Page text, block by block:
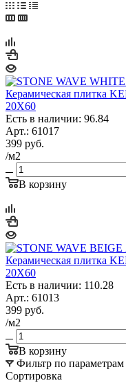
Керамическая плитка
20X60
Есть в наличии: 96.84
Арт.: 61017
399 руб.
/м2
В корзину
Керамическая плитка
20X60
Есть в наличии: 110.28
Арт.: 61013
399 руб.
/м2
В корзину
Фильтр по параметрам
Сортировка